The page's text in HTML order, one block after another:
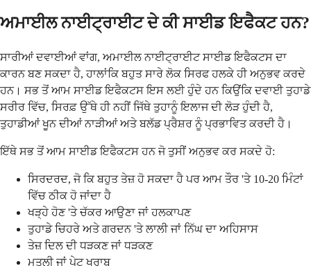
ਅਮਾਈਲ ਨਾਈਟ੍ਰਾਈਟ ਦੇ ਕੀ ਸਾਈਡ ਇਫੈਕਟ ਹਨ?
ਸਾਰੀਆਂ ਦਵਾਈਆਂ ਵਾਂਗ, ਅਮਾਈਲ ਨਾਈਟ੍ਰਾਈਟ ਸਾਈਡ ਇਫੈਕਟਸ ਦਾ
ਕਾਰਨ ਬਣ ਸਕਦਾ ਹੈ, ਹਾਲਾਂਕਿ ਬਹੁਤ ਸਾਰੇ ਲੋਕ ਸਿਰਫ ਹਲਕੇ ਹੀ ਅਨੁਭਵ ਕਰਦੇ
ਹਨ। ਸਭ ਤੋਂ ਆਮ ਸਾਈਡ ਇਫੈਕਟਸ ਇਸ ਲਈ ਹੁੰਦੇ ਹਨ ਕਿਉਂਕਿ ਦਵਾਈ ਤੁਹਾਡੇ
ਸਰੀਰ ਵਿੱਚ, ਸਿਰਫ਼ ਉੱਥੇ ਹੀ ਨਹੀਂ ਜਿੱਥੇ ਤੁਹਾਨੂੰ ਇਲਾਜ ਦੀ ਲੋੜ ਹੁੰਦੀ ਹੈ,
ਤੁਹਾਡੀਆਂ ਖੂਨ ਦੀਆਂ ਨਾੜੀਆਂ ਅਤੇ ਬਲੱਡ ਪ੍ਰੈਸ਼ਰ ਨੂੰ ਪ੍ਰਭਾਵਿਤ ਕਰਦੀ ਹੈ।
ਇੱਥੇ ਸਭ ਤੋਂ ਆਮ ਸਾਈਡ ਇਫੈਕਟਸ ਹਨ ਜੋ ਤੁਸੀਂ ਅਨੁਭਵ ਕਰ ਸਕਦੇ ਹੋ:
ਸਿਰਦਰਦ, ਜੋ ਕਿ ਬਹੁਤ ਤੇਜ਼ ਹੋ ਸਕਦਾ ਹੈ ਪਰ ਆਮ ਤੌਰ 'ਤੇ 10-20 ਮਿੰਟਾਂ
ਵਿੱਚ ਠੀਕ ਹੋ ਜਾਂਦਾ ਹੈ
ਖੜ੍ਹੇ ਹੋਣ 'ਤੇ ਚੱਕਰ ਆਉਣਾ ਜਾਂ ਹਲਕਾਪਣ
ਤੁਹਾਡੇ ਚਿਹਰੇ ਅਤੇ ਗਰਦਨ 'ਤੇ ਲਾਲੀ ਜਾਂ ਨਿੱਘ ਦਾ ਅਹਿਸਾਸ
ਤੇਜ਼ ਦਿਲ ਦੀ ਧੜਕਣ ਜਾਂ ਧੜਕਣ
ਮਤਲੀ ਜਾਂ ਪੇਟ ਖਰਾਬ